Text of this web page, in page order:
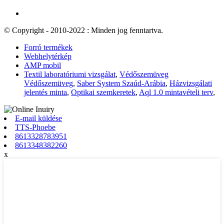
© Copyright - 2010-2022 : Minden jog fenntartva.
Forró termékek
Webhelytérkép
AMP mobil
Textil laboratóriumi vizsgálat, Védőszemüveg
Védőszemüveg, Saber System Szaúd-Arábia, Házvizsgálati
jelentés minta, Optikai szemkeretek, Aql 1.0 mintavételi terv,
E-mail küldése
TTS-Phoebe
8613328783951
8613348382260
x